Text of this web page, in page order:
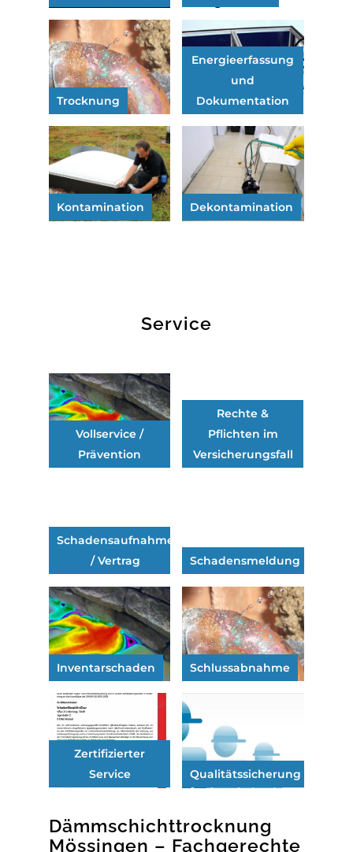
Trocknung
Energieerfassung
und
Dokumentation
Kontamination Dekontamination
Service
Vollservice /
Prävention
Rechte &
Pflichten im
Versicherungsfall
Schadensaufnahme
/ Vertrag
Schadensmeldung
Inventarschaden Schlussabnahme
Zertifizierter
Service
Qualitätssicherung
Dämmschichttrocknung
Mössingen – Fachgerechte